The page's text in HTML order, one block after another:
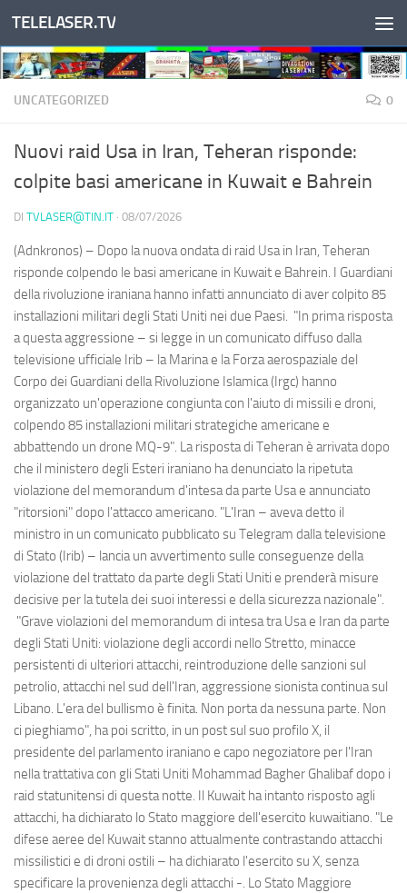
Salta al contenuto
TELELASER.TV
UNCATEGORIZED 0
Nuovi raid Usa in Iran, Teheran risponde:
colpite basi americane in Kuwait e Bahrein
DI TVLASER@TIN.IT · 08/07/2026
(Adnkronos) – Dopo la nuova ondata di raid Usa in Iran, Teheran
risponde colpendo le basi americane in Kuwait e Bahrein. I Guardiani
della rivoluzione iraniana hanno infatti annunciato di aver colpito 85
installazioni militari degli Stati Uniti nei due Paesi. "In prima risposta
a questa aggressione – si legge in un comunicato diffuso dalla
televisione ufficiale Irib – la Marina e la Forza aerospaziale del
Corpo dei Guardiani della Rivoluzione Islamica (Irgc) hanno
organizzato un'operazione congiunta con l'aiuto di missili e droni,
colpendo 85 installazioni militari strategiche americane e
abbattendo un drone MQ-9". La risposta di Teheran è arrivata dopo
che il ministero degli Esteri iraniano ha denunciato la ripetuta
violazione del memorandum d'intesa da parte Usa e annunciato
"ritorsioni" dopo l'attacco americano. "L'Iran – aveva detto il
ministro in un comunicato pubblicato su Telegram dalla televisione
di Stato (Irib) – lancia un avvertimento sulle conseguenze della
violazione del trattato da parte degli Stati Uniti e prenderà misure
decisive per la tutela dei suoi interessi e della sicurezza nazionale".
"Grave violazioni del memorandum di intesa tra Usa e Iran da parte
degli Stati Uniti: violazione degli accordi nello Stretto, minacce
persistenti di ulteriori attacchi, reintroduzione delle sanzioni sul
petrolio, attacchi nel sud dell'Iran, aggressione sionista continua sul
Libano. L'era del bullismo è finita. Non porta da nessuna parte. Non
ci pieghiamo", ha poi scritto, in un post sul suo profilo X, il
presidente del parlamento iraniano e capo negoziatore per l'Iran
nella trattativa con gli Stati Uniti Mohammad Bagher Ghalibaf dopo i
raid statunitensi di questa notte. Il Kuwait ha intanto risposto agli
attacchi, ha dichiarato lo Stato maggiore dell'esercito kuwaitiano. "Le
difese aeree del Kuwait stanno attualmente contrastando attacchi
missilistici e di droni ostili – ha dichiarato l'esercito su X, senza
specificare la provenienza degli attacchi -. Lo Stato Maggiore